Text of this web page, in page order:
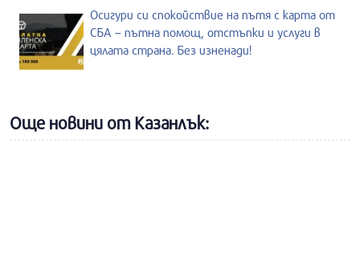
Осигури си спокойствие на пътя с карта от
СБА – пътна помощ, отстъпки и услуги в
цялата страна. Без изненади!
Още новини от Казанлък: